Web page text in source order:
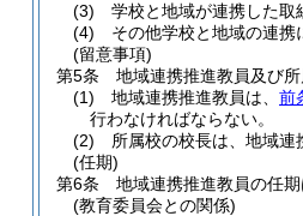
(3)
学校と地域が連携した取
(4)
その他学校と地域の連携
(留意事項)
第5条
地域連携推進教員及び
(1)
地域連携推進教員は、 前
行わなければならない。
(2)
所属校の校長は、地域連
(任期)
第6条
地域連携推進教員の任
(教育委員会との関係)